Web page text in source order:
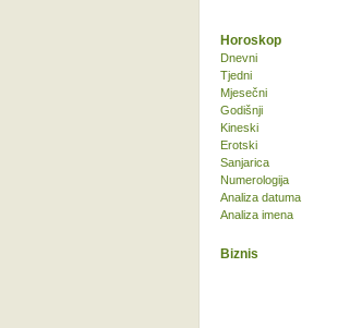
Biznis
Horoskop
Dnevni
Tjedni
Mjesečni
Godišnji
Kineski
Erotski
Sanjarica
Numerologija
Analiza datuma
Analiza imena